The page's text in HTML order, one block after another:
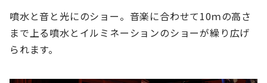
噴水と音と光にのショー。音楽に合わせて10ｍの高さ
まで上る噴水とイルミネーションのショーが繰り広げ
られます。